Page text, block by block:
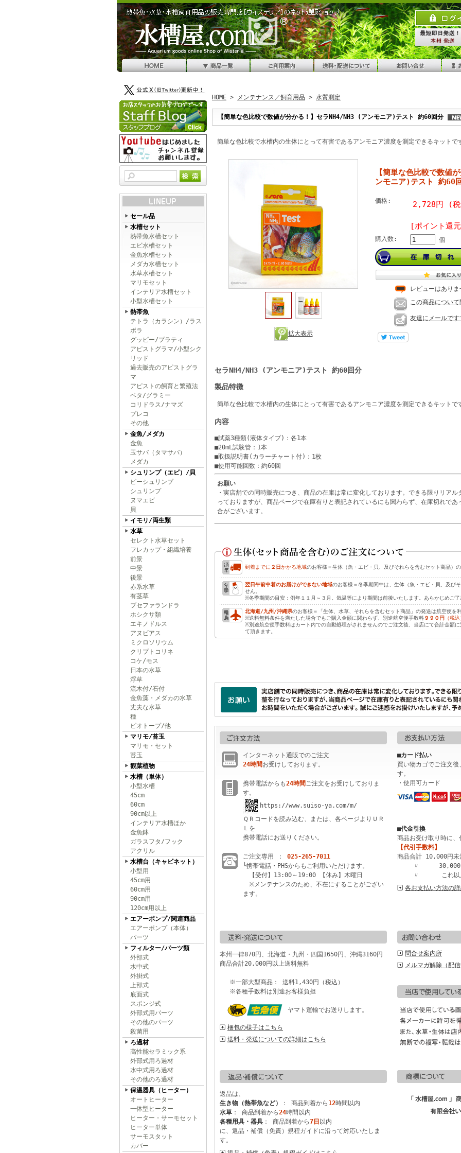
セール品
水槽セット
熱帯魚水槽セット
エビ水槽セット
金魚水槽セット
メダカ水槽セット
水草水槽セット
マリモセット
インテリア水槽セット
小型水槽セット
熱帯魚
テトラ（カラシン）/ラス
ボラ
グッピー/プラティ
アピストグラマ/小型シク
リッド
過去販売のアピストグラ
マ
アピストの飼育と繁殖法
ベタ/グラミー
コリドラス/ナマズ
プレコ
その他
金魚/メダカ
金魚
玉サバ（タマサバ）
メダカ
シュリンプ（エビ）/貝
ビーシュリンプ
シュリンプ
ヌマエビ
貝
イモリ/両生類
水草
セレクト水草セット
フレカップ・組織培養
前景
中景
後景
赤系水草
有茎草
ブセファランドラ
ホシクサ類
エキノドルス
アヌビアス
ミクロソリウム
クリプトコリネ
コケ/モス
日本の水草
浮草
流木付/石付
金魚藻・メダカの水草
丈夫な水草
種
ビオトープ/他
マリモ/苔玉
マリモ・セット
苔玉
観葉植物
水槽（単体）
小型水槽
45cm
60cm
90cm以上
インテリア水槽ほか
金魚鉢
ガラスフタ/フック
アクリル
水槽台（キャビネット）
小型用
45cm用
60cm用
90cm用
120cm用以上
エアーポンプ/関連商品
エアーポンプ（本体）
パーツ
フィルター/パーツ類
外部式
水中式
外掛式
上部式
底面式
スポンジ式
外部式用パーツ
その他のパーツ
殺菌用
ろ過材
高性能セラミック系
外部式用ろ過材
水中式用ろ過材
その他のろ過材
保温器具（ヒーター）
オートヒーター
一体型ヒーター
ヒーター・サーモセット
ヒーター単体
サーモスタット
カバー
HOME > メンテナンス／飼育用品 > 水質測定
【簡単な色比較で数値が分かる！】セラNH4/NH3 (アンモニア)テスト 約60回分
簡単な色比較で水槽内の生体にとって有害であるアンモニア濃度を測定できるキットで
拡大表示
【簡単な色比較で数値
ンモニア)テスト 約60
価格: 2,728円 (
[ポイント還
購入数: 個
レビューはありま
この商品につい
友達にメールです
セラNH4/NH3 (アンモニア)テスト 約60回分
製品特徴
簡単な色比較で水槽内の生体にとって有害であるアンモニア濃度を測定できるキットで
内容
■試薬3種類(液体タイプ)：各1本
■20mL試験管：1本
■取扱説明書(カラーチャート付)：1枚
■使用可能回数：約60回
お願い
・実店舗での同時販売につき、商品の在庫は常に変化しております。できる限りリア
っておりますが、商品ページで在庫有りと表記されているにも関わらず、在庫切れで
合がございます。
到着までに ２日かかる地域のお客様＝生体（魚・エビ・貝、及びそれらを含むセット商品）
翌日午前中着のお届けができない地域のお客様＝冬季期間中は、生体（魚・エビ・貝、及び
せん。
※冬季期間の目安：例年１１月～３月。気温等により期間は前後いたします。あらかじめご
北海道/九州/沖縄県のお客様＝「生体、水草、それらを含むセット商品」の発送は航空便を
※送料無料条件を満たした場合でもご購入金額に関わらず、別途航空便手数料９９０円 （税
※別途航空便手数料はカート内での自動処理がされませんのでご注文後、当店にて合計金額
て頂きます。
インターネット通販でのご注文
24時間お受けしております。
携帯電話からも24時間ご注文をお受けしておりま
す。
https://www.suiso-ya.com/m/
ＱＲコードを読み込む、または、各ページよりＵＲ
Ｌを
携帯電話にお送りください。
ご注文専用 ：
025-265-7011
└携帯電話・PHSからもご利用いただけます。
【受付】13:00～19:00 【休み】木曜日
※メンテナンスのため、不在にすることがござい
ます。
■カード払い
買い物カゴでご注文
す。
・使用可カード
■代金引換
商品お受け取り時に
【代引手数料】
商品合計 10,000円
〃 30,000円
〃 これ以上
各お支払い方法の
本州一律870円、北海道・九州・四国1650円、沖縄3160円
商品合計20,000円以上送料無料
※一部大型商品： 送料1,430円（税込）
※各種手数料は別途お客様負担
ヤマト運輸でお送りします。
梱包の様子はこちら
送料・発送についての詳細はこちら
問合せ案内所
メルマガ解除（配
返品は、
生き物（熱帯魚など）
： 商品到着から 12時間以内
水草 ： 商品到着から24時間以内
各種用具・器具 ： 商品到着から7日 以内
に、返品・補償（免責）規程ガイドに沿って対応いたしま
す。